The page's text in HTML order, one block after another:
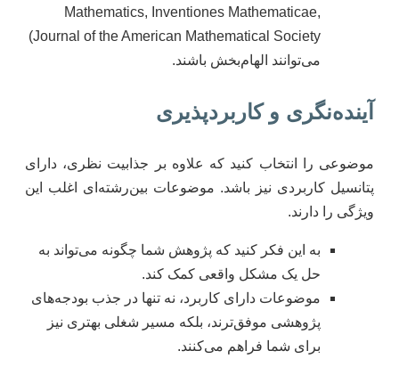
Mathematics, Inventiones Mathematicae,
Journal of the American Mathematical Society)
می‌توانند الهام‌بخش باشند.
آینده‌نگری و کاربردپذیری
موضوعی را انتخاب کنید که علاوه بر جذابیت نظری، دارای
پتانسیل کاربردی نیز باشد. موضوعات بین‌رشته‌ای اغلب این
ویژگی را دارند.
به این فکر کنید که پژوهش شما چگونه می‌تواند به
حل یک مشکل واقعی کمک کند.
موضوعات دارای کاربرد، نه تنها در جذب بودجه‌های
پژوهشی موفق‌ترند، بلکه مسیر شغلی بهتری نیز
برای شما فراهم می‌کنند.